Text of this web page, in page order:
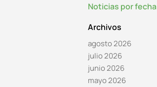
Noticias por fecha
Archivos
agosto 2026
julio 2026
junio 2026
mayo 2026